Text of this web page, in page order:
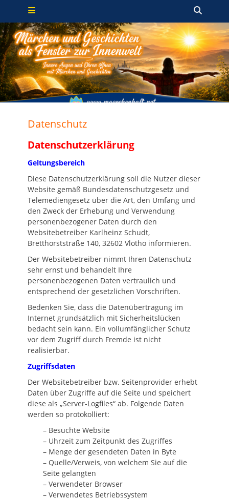
Zum
springen
Primäres Menü
Datenschutz
Datenschutzerklärung
Geltungsbereich
Diese Datenschutzerklärung soll die Nutzer dieser
Website gemäß Bundesdatenschutzgesetz und
Telemediengesetz über die Art, den Umfang und
den Zweck der Erhebung und Verwendung
personenbezogener Daten durch den
Websitebetreiber Karlheinz Schudt,
Bretthorststraße 140, 32602 Vlotho informieren.
Der Websitebetreiber nimmt Ihren Datenschutz
sehr ernst und behandelt Ihre
personenbezogenen Daten vertraulich und
entsprechend der gesetzlichen Vorschriften.
Bedenken Sie, dass die Datenübertragung im
Internet grundsätzlich mit Sicherheitslücken
bedacht sein kann. Ein vollumfänglicher Schutz
vor dem Zugriff durch Fremde ist nicht
realisierbar.
Zugriffsdaten
Der Websitebetreiber bzw. Seitenprovider erhebt
Daten über Zugriffe auf die Seite und speichert
diese als „Server-Logfiles“ ab. Folgende Daten
werden so protokolliert:
– Besuchte Website
– Uhrzeit zum Zeitpunkt des Zugriffes
– Menge der gesendeten Daten in Byte
– Quelle/Verweis, von welchem Sie auf die
Seite gelangten
– Verwendeter Browser
– Verwendetes Betriebssystem